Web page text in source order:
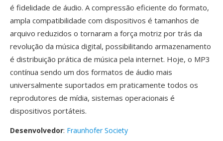
é fidelidade de áudio. A compressão eficiente do formato,
ampla compatibilidade com dispositivos é tamanhos de
arquivo reduzidos o tornaram a força motriz por trás da
revolução da música digital, possibilitando armazenamento
é distribuição prática de música pela internet. Hoje, o MP3
contínua sendo um dos formatos de áudio mais
universalmente suportados em praticamente todos os
reprodutores de mídia, sistemas operacionais é
dispositivos portáteis.
Desenvolvedor: Fraunhofer Society